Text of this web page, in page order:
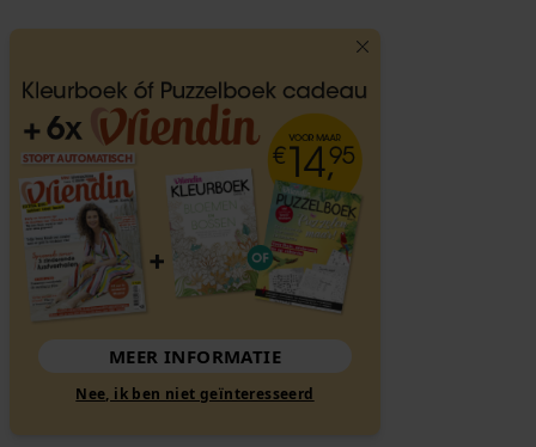
MEER INFORMATIE
Nee, ik ben niet geïnteresseerd